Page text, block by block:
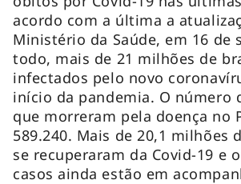
acordo com a última a
Ministério da Saúde, em 16 de
todo, mais de 21 milhões de
infectados pelo novo
início da pandemia. O número
que morreram pela doença no
589.240. Mais de 20,1 milhões
se recuperaram da Covid-19 e
casos ainda estão em